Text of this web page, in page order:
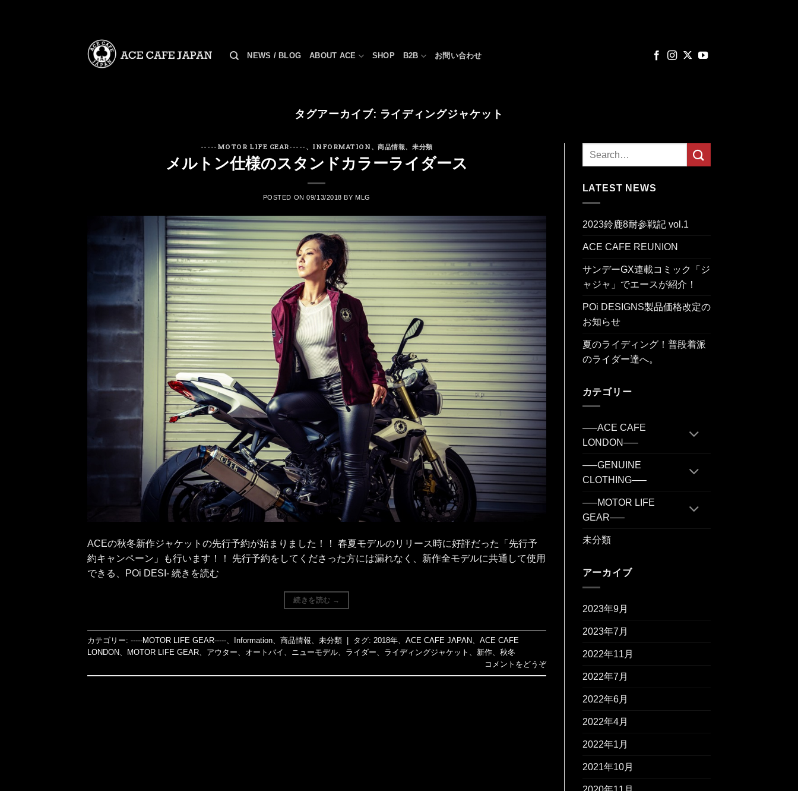
NEWS / BLOG ABOUT ACE SHOP B2B お問い合わせ
タグアーカイブ: ライディングジャケット
-----MOTOR LIFE GEAR----- 、 INFORMATION 、商品情報、 未分類
メルトン仕様のスタンドカラーライダース
POSTED ON09/13/2018 BYMLG
ACEの秋冬新作ジャケットの先行予約が始まりました！！ 春夏モデルのリリース時に好評だった「先行予
約キャンペーン」も行います！！ 先行予約をしてくださった方には漏れなく、新作全モデルに共通して使用
できる、POi DESI- 続きを読む
続きを読む →
カテゴリー: -----MOTOR LIFE GEAR-----、 Information、 商品情報、 未分類 タグ: 2018年、 ACE CAFE JAPAN、 ACE CAFE
LONDON、 MOTOR LIFE GEAR、 アウター、 オートバイ 、 ニューモデル、 ライダー、 ライディングジャケット 、 新作、 秋冬
コメントをどうぞ
LATEST NEWS
2023鈴鹿8耐参戦記 vol.1
ACE CAFE REUNION
サンデーGX連載コミック「ジ
ャジャ」でエースが紹介！
POi DESIGNS製品価格改定の
お知らせ
夏のライディング！普段着派
のライダー達へ。
カテゴリー
—–ACE CAFE
LONDON—–
—–GENUINE
CLOTHING—–
—–MOTOR LIFE
GEAR—–
未分類
アーカイブ
2023年9月
2023年7月
2022年11月
2022年7月
2022年6月
2022年4月
2022年1月
2021年10月